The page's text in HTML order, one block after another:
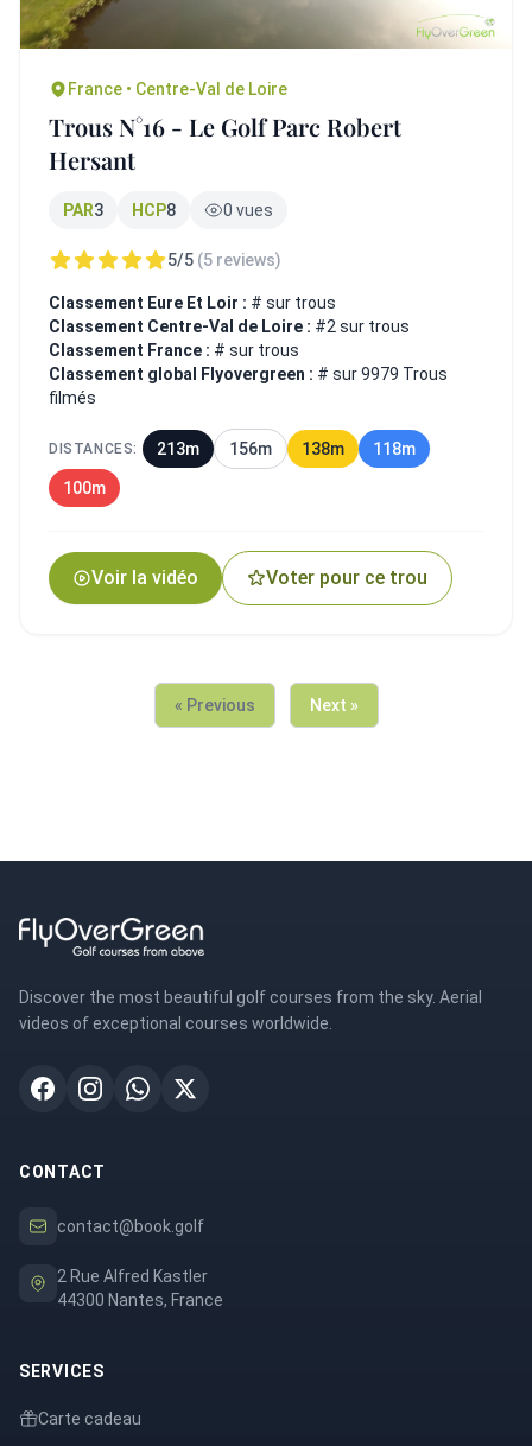
France • Centre-Val de Loire
Trous N°16 - Le Golf Parc Robert
Hersant
PAR3 HCP8 0 vues
5/5 (5 reviews)
Classement Eure Et Loir : # sur trous
Classement Centre-Val de Loire : #2 sur trous
Classement France : # sur trous
Classement global Flyovergreen : # sur 9979 Trous
filmés
DISTANCES: 213m 156m 138m 118m
100m
Voir la vidéo Voter pour ce trou
« Previous Next »
Discover the most beautiful golf courses from the sky. Aerial
videos of exceptional courses worldwide.
CONTACT
contact@book.golf
2 Rue Alfred Kastler
44300 Nantes, France
SERVICES
Carte cadeau